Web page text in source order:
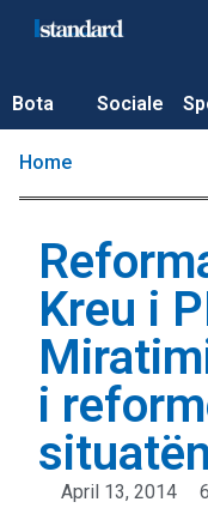
Bota Sociale
Home
Kreu i
i
April 13, 2014